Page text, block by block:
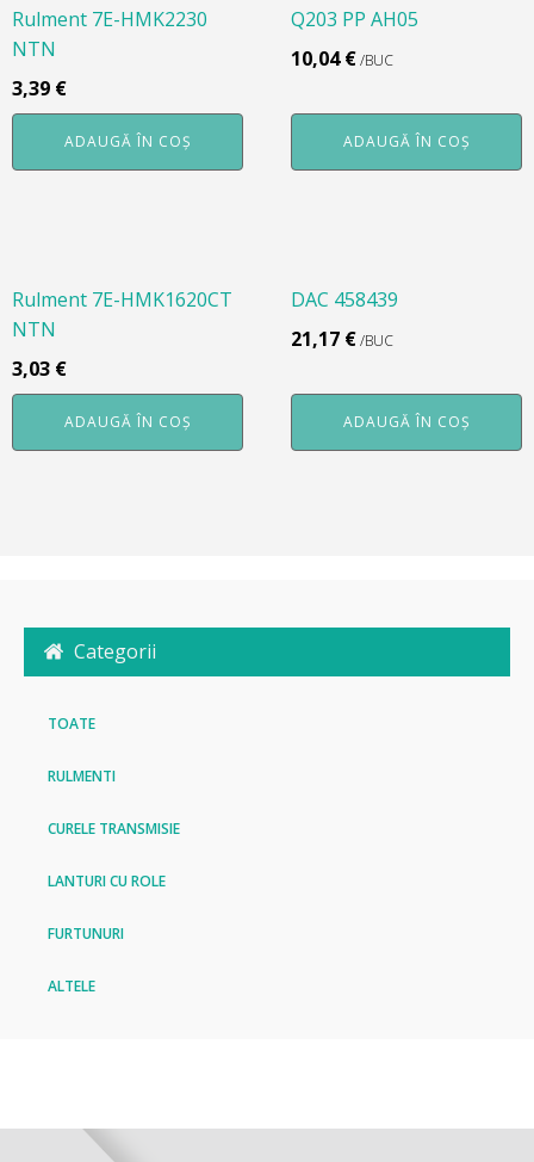
Categorii
TOATE
RULMENTI
CURELE TRANSMISIE
LANTURI CU ROLE
FURTUNURI
ALTELE
Rulment 7E-HMK2230
NTN
3,39 €
ADAUGĂ ÎN COȘ
Q203 PP AH05
10,04€/BUC
ADAUGĂ ÎN COȘ
Rulment 7E-HMK1620CT
NTN
3,03 €
ADAUGĂ ÎN COȘ
DAC 458439
21,17 €/BUC
ADAUGĂ ÎN COȘ